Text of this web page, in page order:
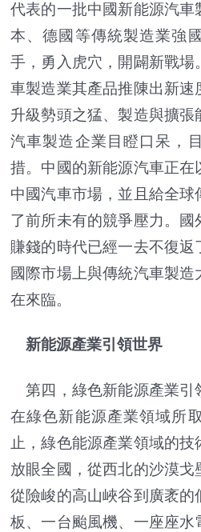
代表的一批中國新能源汽車
本、德國等傳統製造業強
手，勇入虎穴，開闢新戰
車製造業其產品推陳出新
升級勢頭之猛、製造與擴
汽車製造企業目瞪口呆，
措。中國的新能源汽車正在
中國汽車市場，並且給全
了前所未有的競爭壓力。
賺錢的時代已經一去不復
國際市場上與傳統汽車製
在來臨。
新能源產業引領世界
第四，綠色新能源產業引
在綠色新能源產業領域所
止，綠色能源產業領域的技
放眼全國，從西北的沙漠戈
從險峻的高山峽谷到廣袤的
板、一台颱風機、一座座水